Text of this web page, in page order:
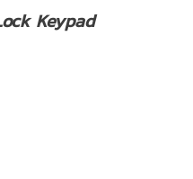
Keypad